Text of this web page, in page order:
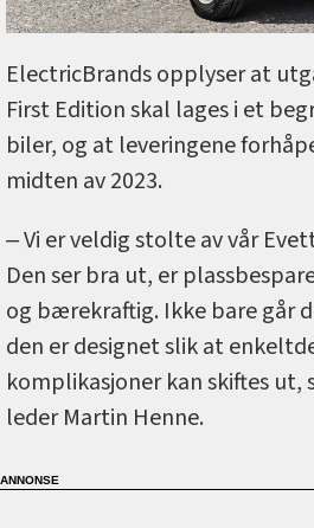
ElectricBrands opplyser at
First Edition skal lages i et
biler, og at leveringene
midten av 2023.
‒ Vi er veldig stolte av vår
Den ser bra ut, er
og bærekraftig. Ikke bare går
den er designet slik at
komplikasjoner kan skiftes ut,
leder Martin Henne.